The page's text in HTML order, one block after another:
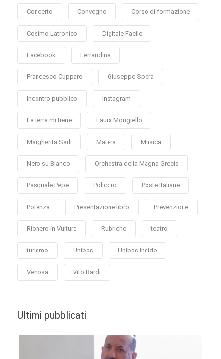
Concerto Convegno Corso di formazione
Cosimo Latronico Digitale Facile
Facebook Ferrandina
Francesco Cupparo Giuseppe Spera
Incontro pubblico Instagram
La terra mi tiene Laura Mongiello
Margherita Sarli Matera Musica
Nero su Bianco Orchestra della Magna Grecia
Pasquale Pepe Policoro Poste Italiane
Potenza Presentazione libro Prevenzione
Rionero in Vulture Rubriche teatro
turismo Unibas Unibas Inside
Venosa Vito Bardi
Ultimi pubblicati